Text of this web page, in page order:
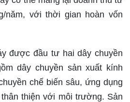
năm, với thời gian hoàn vốn
được đầu tư hai dây chuyền
dây chuyền sản xuất kính
chế biến sâu, ứng dụng
thiện với môi trường. Sản